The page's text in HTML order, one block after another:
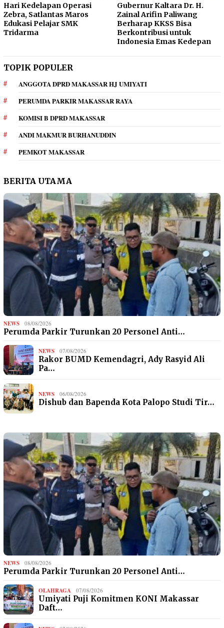
Hari Kedelapan Operasi
Zebra, Satlantas Maros
Edukasi Pelajar SMK
Tridarma
Gubernur Kaltara Dr. H.
Zainal Arifin Paliwang
Berharap KKSS Bisa
Berkontribusi untuk
Indonesia Emas Kedepan
TOPIK POPULER
ANGGOTA DPRD MAKASSAR HJ UMIYATI
PERUMDA PARKIR MAKASSAR RAYA
KOMISI B DPRD MAKASSAR
ANDI MAKMUR BURHANUDDIN
PEMKOT MAKASSAR
BERITA UTAMA
NEWS 08/08/2026
Perumda Parkir Turunkan 20 Personel Anti…
NEWS 07/08/2026
Rakor BUMD Kemendagri, Ady Rasyid Ali
Pa…
NEWS 06/08/2026
Dishub dan Bapenda Kota Palopo Studi Tir…
NEWS 08/08/2026
Perumda Parkir Turunkan 20 Personel Anti…
OLAHRAGA 07/08/2026
Umiyati Puji Komitmen KONI Makassar
Daft…